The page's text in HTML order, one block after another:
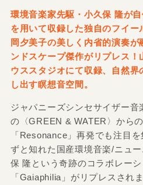
環境音楽家先駆・小久保 隆が
を用いて収録した独自のフイ
岡夕美子の美しく内省的演奏
ンドスケープ傑作がリプレス
ウススタジオにて収録、自然
し出す瞑想音空間。
ジャパニーズシンセサイザー
の〈GREEN & WATER〉から
「Resonance」再発でも注目
ずと知れた国産環境音楽/ニュ
保 隆という奇跡のコラボレー
「Gaiaphilia」がリプレスされ